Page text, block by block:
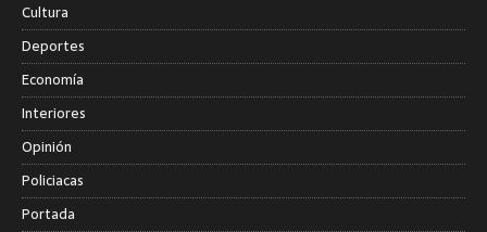
Cultura
Deportes
Economía
Interiores
Opinión
Policiacas
Portada